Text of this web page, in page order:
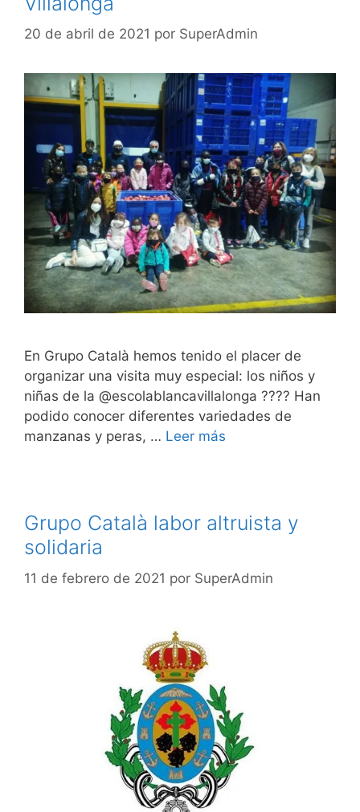
20 de abril de 2021 por SuperAdmin
En Grupo Català hemos tenido el placer de
organizar una visita muy especial: los niños y
niñas de la @escolablancavillalonga ???? Han
podido conocer diferentes variedades de
manzanas y peras, … Leer más
Grupo Català labor altruista y
solidaria
11 de febrero de 2021 por SuperAdmin